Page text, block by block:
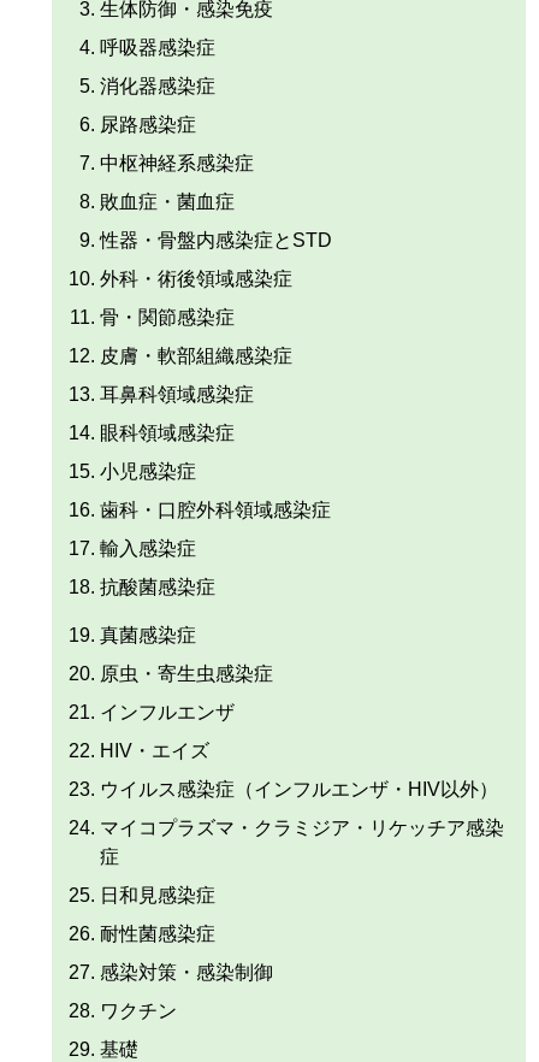
生体防御・感染免疫
呼吸器感染症
消化器感染症
尿路感染症
中枢神経系感染症
敗血症・菌血症
性器・骨盤内感染症とSTD
外科・術後領域感染症
骨・関節感染症
皮膚・軟部組織感染症
耳鼻科領域感染症
眼科領域感染症
小児感染症
歯科・口腔外科領域感染症
輸入感染症
抗酸菌感染症
真菌感染症
原虫・寄生虫感染症
インフルエンザ
HIV・エイズ
ウイルス感染症（インフルエンザ・HIV以外）
マイコプラズマ・クラミジア・リケッチア感染
症
日和見感染症
耐性菌感染症
感染対策・感染制御
ワクチン
基礎